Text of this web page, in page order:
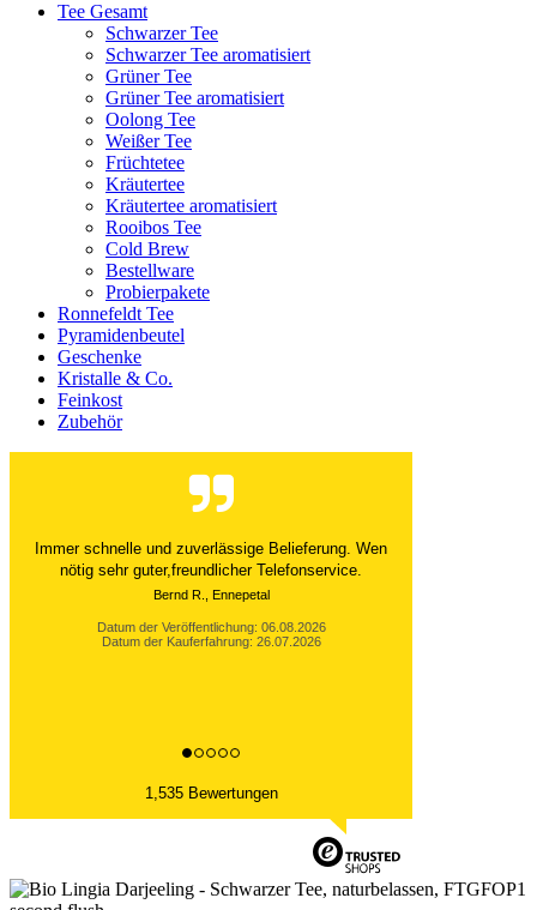
Tee Gesamt
Schwarzer Tee
Schwarzer Tee aromatisiert
Grüner Tee
Grüner Tee aromatisiert
Oolong Tee
Weißer Tee
Früchtetee
Kräutertee
Kräutertee aromatisiert
Rooibos Tee
Cold Brew
Bestellware
Probierpakete
Ronnefeldt Tee
Pyramidenbeutel
Geschenke
Kristalle & Co.
Feinkost
Zubehör
Der Versand ist immer innerhalb von 24 Stunden
abgewickelt. Grossartig. Ich liebe die 1kg
Alubeutel.
Datum der Veröffentlichung: 06.08.2026
Datum der Kauferfahrung: 27.07.2026
1,535 Bewertungen